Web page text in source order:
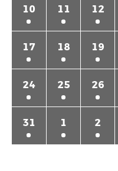
10 11 12
17 18 19
24 25 26
31 1 2